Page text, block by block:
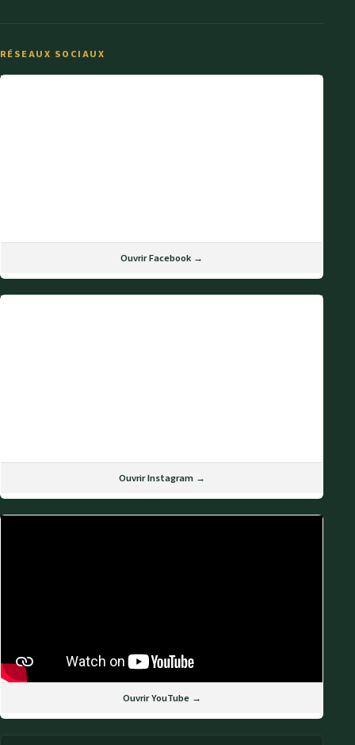
RÉSEAUX SOCIAUX
Ouvrir Facebook →
Ouvrir Instagram →
Ouvrir YouTube →